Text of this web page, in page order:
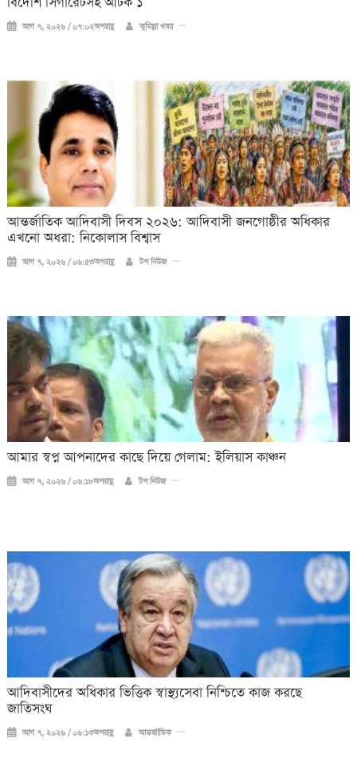
আগ ৭, ২০২৬ / ০৭:০২অপরাহ্ণ কুমিল্লা খবর
আন্তর্জাতিক আদিবাসী দিবস ২০২৬: আদিবাসী জনগোষ্ঠীর অধিকার
এখনো অধরা: নিকোলাস বিশ্বাস
আগ ৭, ২০২৬ / ০৬:৫৩অপরাহ্ণ টপ নিউজ
আমার স্বপ্ন আপনাদের কাছে দিয়ে গেলাম: ইলিয়াস কাঞ্চন
আগ ৭, ২০২৬ / ০৬:১৮অপরাহ্ণ টপ নিউজ
আদিবাসীদের অধিকার ভিত্তিক স্বাস্থ্যসেবা নিশ্চিতে কাজ করছে
জাতিসংঘ
আগ ৭, ২০২৬ / ০৬:১৩অপরাহ্ণ আন্তর্জাতিক